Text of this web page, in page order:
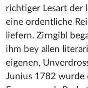
richtiger Lesart der
eine ordentliche
liefern. Zirngibl
ihm bey allen
eigenen,
Junius 1782 wurde